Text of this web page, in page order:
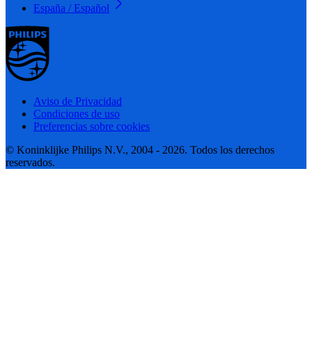
España / Español
Aviso de Privacidad
Condiciones de uso
Preferencias sobre cookies
© Koninklijke Philips N.V., 2004 - 2026. Todos los derechos
reservados.